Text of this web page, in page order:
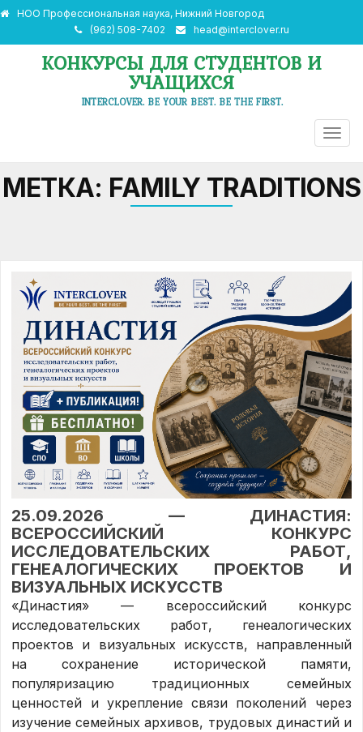
НОО Профессиональная наука, Нижний Новгород
(962) 508-7402
head@interclover.ru
КОНКУРСЫ ДЛЯ СТУДЕНТОВ И
УЧАЩИХСЯ
INTERCLOVER. BE YOUR BEST. BE THE FIRST.
МЕТКА: FAMILY TRADITIONS
25.09.2026 — ДИНАСТИЯ:
ВСЕРОССИЙСКИЙ КОНКУРС
ИССЛЕДОВАТЕЛЬСКИХ РАБОТ,
ГЕНЕАЛОГИЧЕСКИХ ПРОЕКТОВ И
ВИЗУАЛЬНЫХ ИСКУССТВ
«Династия» — всероссийский конкурс
исследовательских работ, генеалогических
проектов и визуальных искусств, направленный
на сохранение исторической памяти,
популяризацию традиционных семейных
ценностей и укрепление связи поколений через
изучение семейных архивов, трудовых династий и